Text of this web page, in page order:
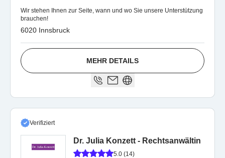
Wir stehen Ihnen zur Seite, wann und wo Sie unsere Unterstützung
brauchen!
6020 Innsbruck
MEHR DETAILS
Verifiziert
Dr. Julia Konzett - Rechtsanwältin
5.0 (14)